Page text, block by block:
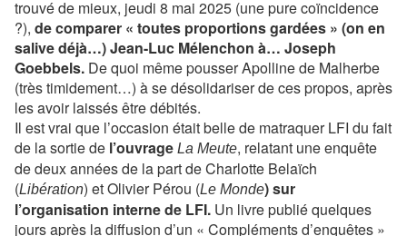
trouvé de mieux, jeudi 8 mai 2025 (une pure coïncidence
?), de comparer « toutes proportions gardées » (on en
salive déjà…) Jean-Luc Mélenchon à… Joseph
Goebbels. De quoi même pousser Apolline de Malherbe
(très timidement…) à se désolidariser de ces propos, après
les avoir laissés être débités.
Il est vrai que l’occasion était belle de matraquer LFI du fait
de la sortie de l’ouvrage La Meute, relatant une enquête
de deux années de la part de Charlotte Belaïch
(Libération) et Olivier Pérou (Le Monde) sur
l’organisation interne de LFI. Un livre publié quelques
jours après la diffusion d’un « Compléments d’enquêtes »